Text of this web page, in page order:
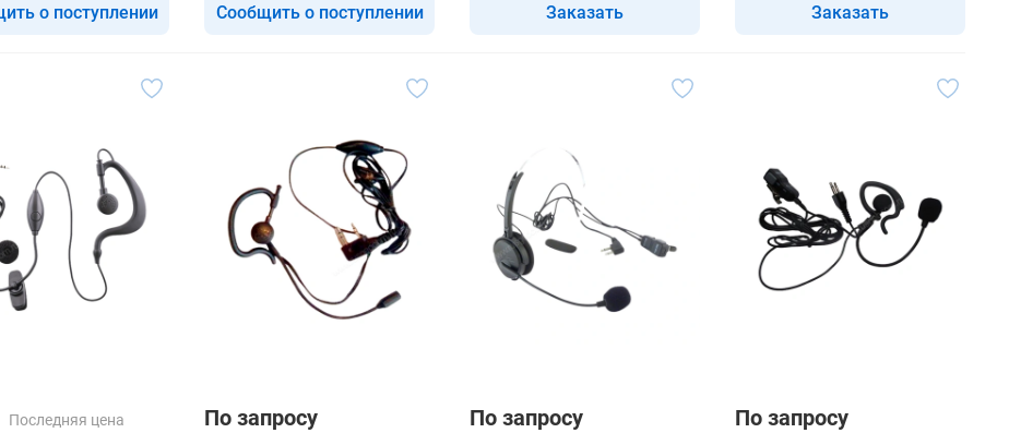
о поступлении Сообщить о поступлении Заказать Заказать
Последняя цена По запросу По запросу По запросу